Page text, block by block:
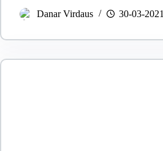
Danar Virdaus
30-03-2021